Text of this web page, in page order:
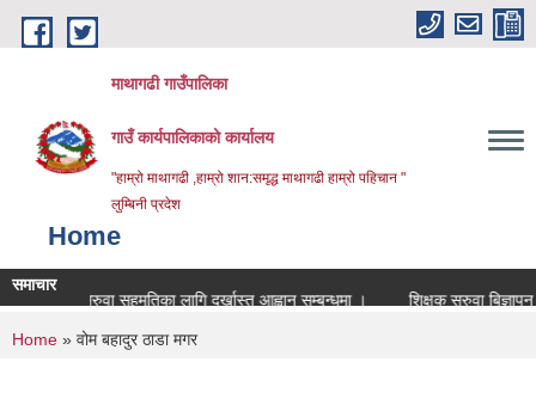
Skip to main content
माथागढी गाउँपालिका
गाउँ कार्यपालिकाको कार्यालय
"हाम्रो माथागढी ,हाम्रो शान:समृद्ध माथागढी हाम्रो पहिचान "
लुम्बिनी प्रदेश
Home
समाचार
पुनः सरुवा सहमतिका लागि दर्खास्त आह्वान सम्बन्धमा ।
शिक्षक सरुवा बिज्ञापन
You are here
Home » वोम बहादुर ठाडा मगर